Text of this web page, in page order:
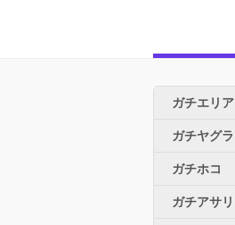
ガチエリア
ガチヤグラ
ガチホコ
ガチアサリ